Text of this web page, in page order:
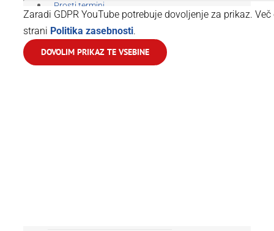
Zaradi GDPR YouTube potrebuje dovoljenje za prikaz.
strani Politika zasebnosti.
DOVOLIM PRIKAZ TE VSEBINE
Prosti termini
Vožnja s spremljevalcem
Kaj je vožnja s spremljevalcem in zakaj se
odločiti zanjo